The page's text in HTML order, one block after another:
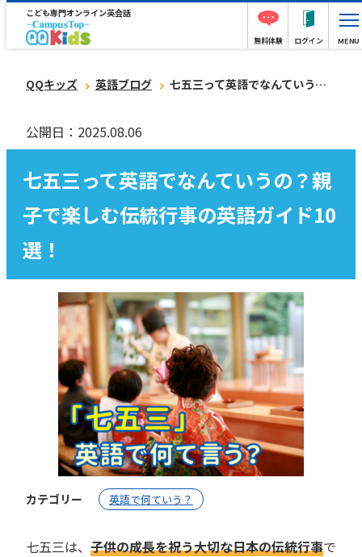
こども専門オンライン英会話
無料体験 ログイン MENU
QQキッズ 英語ブログ 七五三って英語でなんていうの？親子で楽しむ伝統行事の英語ガイド10選！
公開日：2025.08.06
七五三って英語でなんていうの？親
子で楽しむ伝統行事の英語ガイド10
選！
カテゴリー 英語で何ていう？
七五三は、 子供の成長を祝う大切な日本の伝統行事で